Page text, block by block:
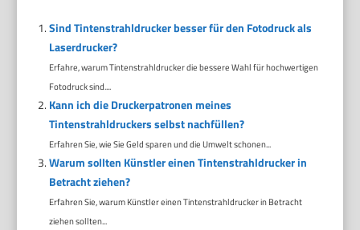
Sind Tintenstrahldrucker besser für den Fotodruck als
Laserdrucker?
Erfahre, warum Tintenstrahldrucker die bessere Wahl für hochwertigen
Fotodruck sind....
Kann ich die Druckerpatronen meines
Tintenstrahldruckers selbst nachfüllen?
Erfahren Sie, wie Sie Geld sparen und die Umwelt schonen...
Warum sollten Künstler einen Tintenstrahldrucker in
Betracht ziehen?
Erfahren Sie, warum Künstler einen Tintenstrahldrucker in Betracht
ziehen sollten...